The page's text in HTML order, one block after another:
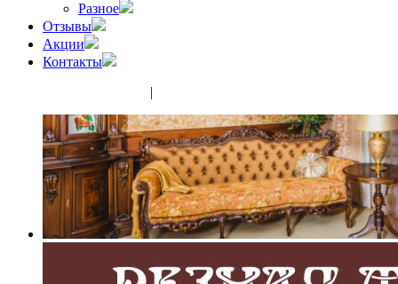
Разное
Отзывы
Акции
Контакты
|